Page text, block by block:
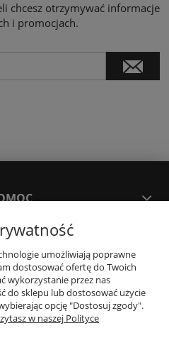
chcesz otrzymywać informacje
i promocjach.
KONTO
I DOSTAWA
umożliwiają poprawne
dostosować ofertę do Twoich
wykorzystanie przez nas
do sklepu lub dostosować użycie
opcję "Dostosuj zgody".
w naszej Polityce